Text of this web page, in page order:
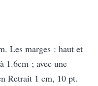
Les marges : haut et
1.6cm ; avec une
Retrait 1 cm, 10 pt.